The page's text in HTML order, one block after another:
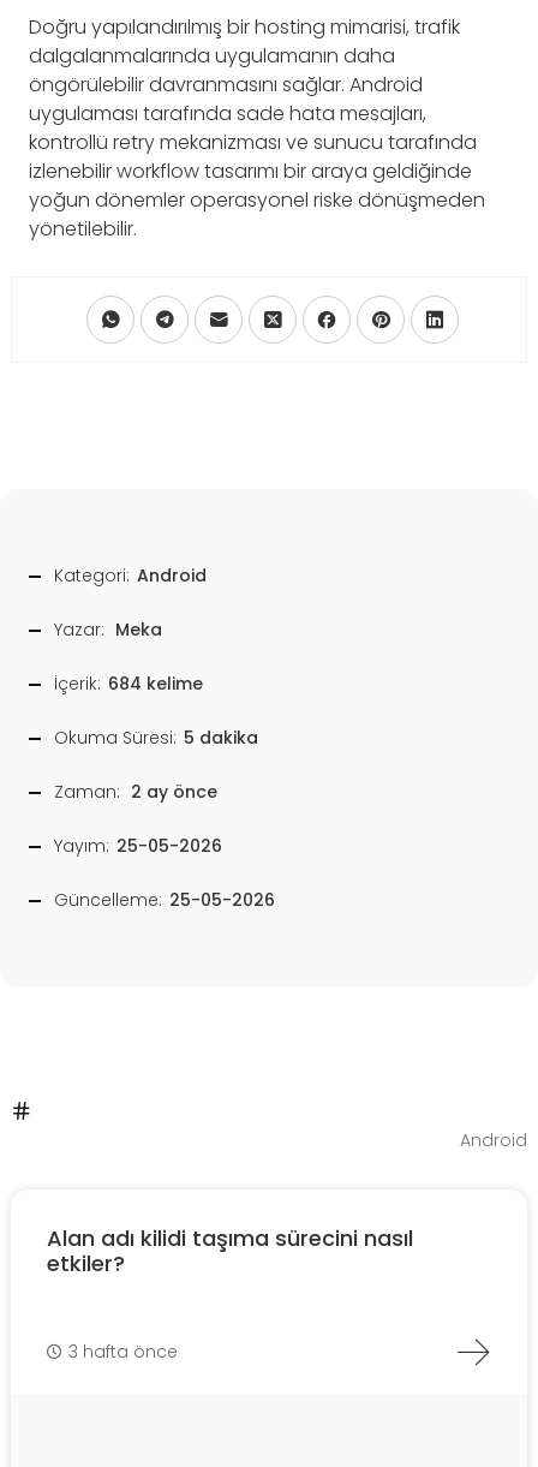
Doğru yapılandırılmış bir hosting mimarisi, trafik
dalgalanmalarında uygulamanın daha
öngörülebilir davranmasını sağlar. Android
uygulaması tarafında sade hata mesajları,
kontrollü retry mekanizması ve sunucu tarafında
izlenebilir workflow tasarımı bir araya geldiğinde
yoğun dönemler operasyonel riske dönüşmeden
yönetilebilir.
Kategori: Android
Yazar: Meka
İçerik: 684 kelime
Okuma Süresi: 5 dakika
Zaman: 2 ay önce
Yayım: 25-05-2026
Güncelleme: 25-05-2026
Android
Alan adı kilidi taşıma sürecini nasıl
etkiler?
3 hafta önce